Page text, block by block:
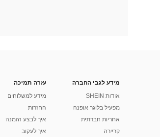
מידע לגבי החברה
אודות SHEIN
מפעיל בלוגר אופנה
אחריות חברתית
קריירה
עזרה תמיכה
מידע למשלוחים
החזרות
איך לבצע הזמנה
איך לעקוב